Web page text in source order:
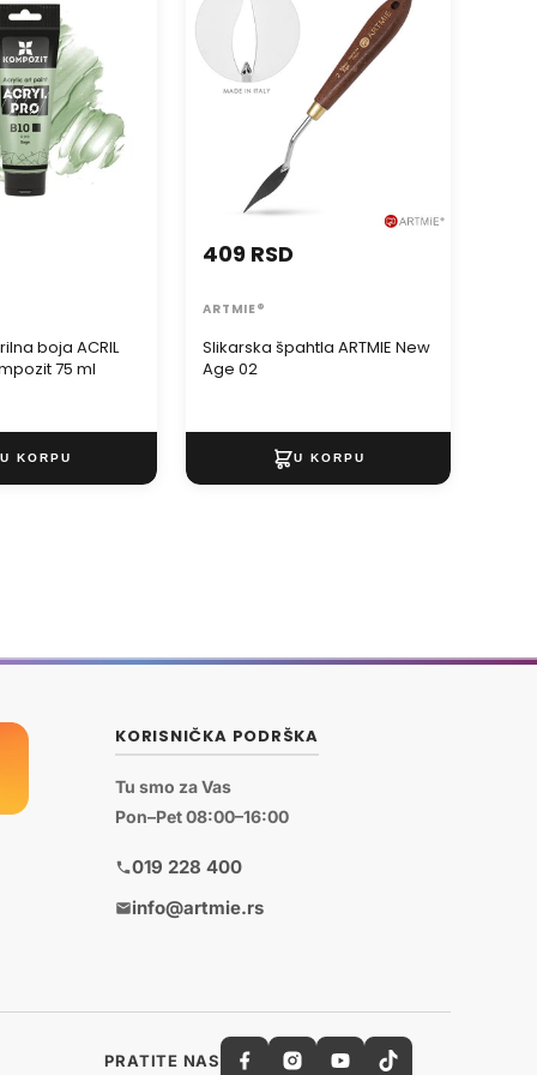
75 ml
boja ACRIL
75 ml
Age 02
Slikarska špahtla ARTMIE New
Age 02
409 RSD
ARTMIE®
KORISNIČKA PODRŠKA
Tu smo za Vas
Pon–Pet 08:00–16:00
019 228 400
info@artmie.rs
PRATITE NAS